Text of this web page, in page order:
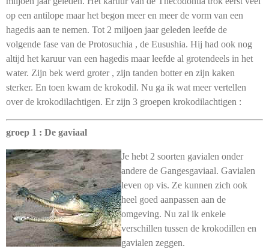
op een antilope maar het begon meer en meer de vorm van een
hagedis aan te nemen. Tot 2 miljoen jaar geleden leefde de
volgende fase van de Protosuchia , de Eusushia. Hij had ook nog
altijd het karuur van een hagedis maar leefde al grotendeels in het
water. Zijn bek werd groter , zijn tanden botter en zijn kaken
sterker. En toen kwam de krokodil. Nu ga ik wat meer vertellen
over de krokodilachtigen. Er zijn 3 groepen krokodilachtigen :
groep 1 : De gaviaal
Je hebt 2 soorten gavialen onder
andere de Gangesgaviaal. Gavialen
leven op vis. Ze kunnen zich ook
heel goed aanpassen aan de
omgeving. Nu zal ik enkele
verschillen tussen de krokodillen en
gavialen zeggen.